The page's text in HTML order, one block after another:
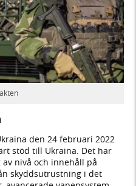
den 24 februari 2022
stöd till Ukraina. Det har
nivå och innehåll på
skyddsutrustning i det